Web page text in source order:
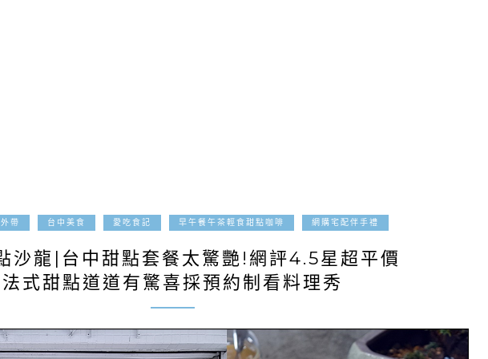
帶 台中美食 愛吃食記 早午餐午茶輕食甜點咖啡 網購宅配伴手禮
沙龍|台中甜點套餐太驚艷!網評4.5星超平價
法式甜點道道有驚喜採預約制看料理秀